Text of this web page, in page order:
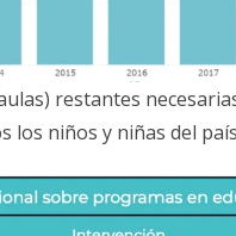
restantes
los niños y niñas del